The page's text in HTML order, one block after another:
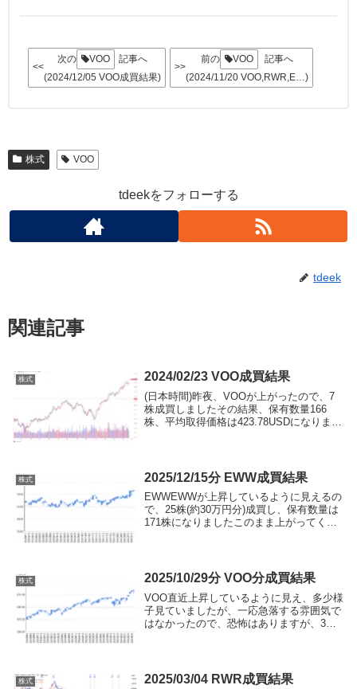
<<
次の VOO
記事へ
(2024/12/05 VOO成買結果)
>>
前の VOO
記事へ
(2024/11/20 VOO,RWR,E…)
株式 VOO
tdeekをフォローする
tdeek
関連記事
株式 2024/02/23 VOO成買結果
(日本時間)昨夜、VOOが上がったので、7
株成買しましたその結果、保有数量166
株、平均取得価格は423.78USDになりまし
株式 2025/12/15分 EWW成買結果
EWWEWWが上昇しているように見えるの
で、25株(約30万円分)成買し、保有数量は
171株になりましたこのまま上がってくれ
株式 2025/10/29分 VOO分成買結果
VOO直近上昇しているように見え、多少様
子見ていましたが、一応急落する雰囲気で
はなかったので、恐怖はありますが、3株
VOO...
株式 2025/03/04 RWR成買結果